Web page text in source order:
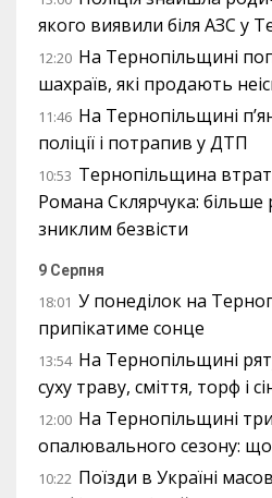
якого виявили біля АЗС у
12:20 На Тернопільщині
шахраїв, які продають
11:46 На Тернопільщині
поліції і потрапив у ДТП
10:53 Тернопільщина
Романа Склярчука:
зниклим безвісти
9 Серпня
18:01 У понеділок на
припікатиме сонце
13:54 На Тернопільщині
суху траву, сміття, торф і
12:00 На Тернопільщині
опалювального сезону:
10:22 Поїзди в Україні